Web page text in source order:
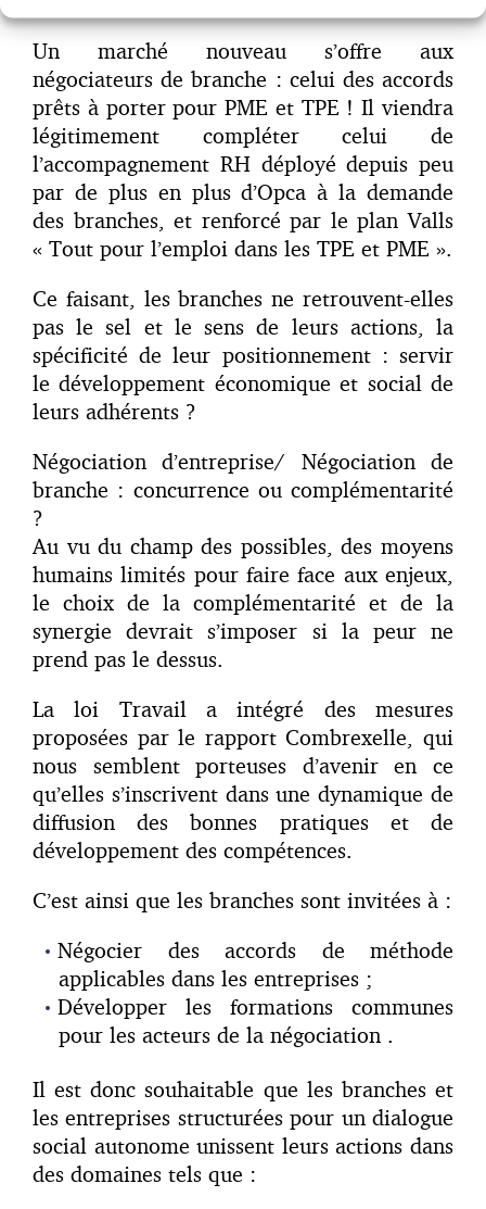
Un marché nouveau s’offre aux
négociateurs de branche : celui des accords
prêts à porter pour PME et TPE ! Il viendra
légitimement compléter celui de
l’accompagnement RH déployé depuis peu
par de plus en plus d’Opca à la demande
des branches, et renforcé par le plan Valls
« Tout pour l’emploi dans les TPE et PME ».
Ce faisant, les branches ne retrouvent-elles
pas le sel et le sens de leurs actions, la
spécificité de leur positionnement : servir
le développement économique et social de
leurs adhérents ?
Négociation d’entreprise/ Négociation de
branche : concurrence ou complémentarité
?
Au vu du champ des possibles, des moyens
humains limités pour faire face aux enjeux,
le choix de la complémentarité et de la
synergie devrait s’imposer si la peur ne
prend pas le dessus.
La loi Travail a intégré des mesures
proposées par le rapport Combrexelle, qui
nous semblent porteuses d’avenir en ce
qu’elles s’inscrivent dans une dynamique de
diffusion des bonnes pratiques et de
développement des compétences.
C’est ainsi que les branches sont invitées à :
Négocier des accords de méthode
applicables dans les entreprises ;
Développer les formations communes
pour les acteurs de la négociation .
Il est donc souhaitable que les branches et
les entreprises structurées pour un dialogue
social autonome unissent leurs actions dans
des domaines tels que :